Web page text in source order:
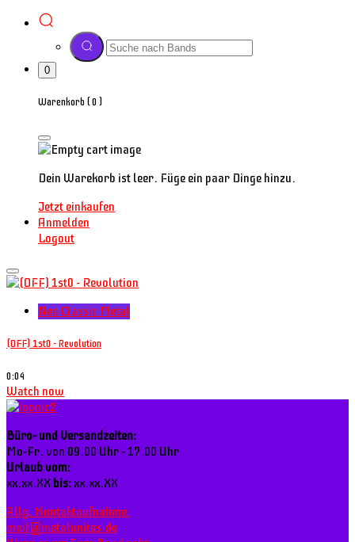
0
Warenkorb (0 )
Dein Warekorb ist leer. Füge ein paar Dinge hinzu.
Jetzt einkaufen
Anmelden
Logout
Neo Classic Metal
(OFF) 1st0 - Revolution
0:04
Watch now
Büro- und Versandzeiten:
Mo-Fr. von 09.00 Uhr - 17.00 Uhr
Urlaub vom:
xx.xx.XX bis: xx.xx.XX
Allg. Kontaktaufnahme:
mail@metalunites.de